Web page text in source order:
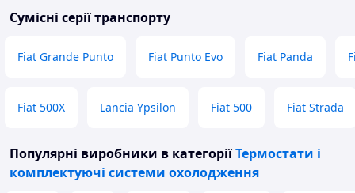
Сумісні серії транспорту
Fiat Grande Punto Fiat Punto Evo Fiat Panda
Fiat 500X Lancia Ypsilon Fiat 500 Fiat Strada
Популярні виробники в категоріїТермостати і
комплектуючі системи охолодження